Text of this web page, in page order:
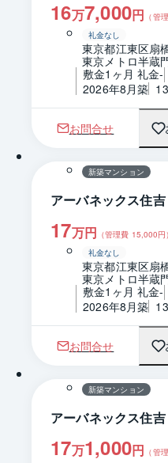
16万7,000円 （管
礼金なし
東京都江東区扇
東京メトロ半蔵
敷金1ヶ月 礼金-
2026年8月築
お問合せ
新築マンション
アーバネックス住吉
17万円 （管理費 15,000円）
礼金なし
東京都江東区扇
東京メトロ半蔵
敷金1ヶ月 礼金-
2026年8月築
お問合せ
新築マンション
アーバネックス住吉
17万1,000円 （管